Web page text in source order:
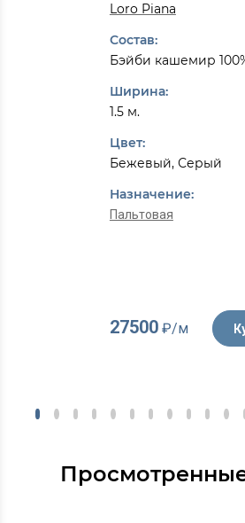
Loro Piana
Состав:
Бэйби кашемир
Ширина:
1.5 м.
Цвет:
Бежевый, Серый
Назначение:
Пальтовая
27500₽/м